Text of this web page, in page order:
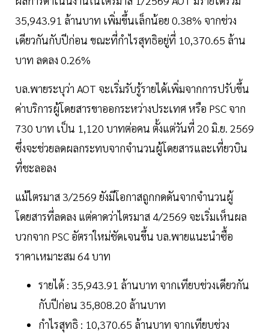
35,943.91 ล้านบาท เพิ่มขึ้นเล็กน้อย 0.38% จากช่วง
เดียวกันกับปีก่อน ขณะที่กำไรสุทธิอยู่ที่ 10,370.65 ล้าน
บาท ลดลง 0.26%
บล.พายระบุว่า AOT จะเริ่มรับรู้รายได้เพิ่มจากการปรับขึ้น
ค่าบริการผู้โดยสารขาออกระหว่างประเทศ หรือ PSC จาก
730 บาท เป็น 1,120 บาทต่อคน ตั้งแต่วันที่ 20 มิ.ย. 2569
ซึ่งจะช่วยลดผลกระทบจากจำนวนผู้โดยสารและเที่ยวบิน
ที่ชะลอลง
แม้ไตรมาส 3/2569 ยังมีโอกาสถูกกดดันจากจำนวนผู้
โดยสารที่ลดลง แต่คาดว่าไตรมาส 4/2569 จะเริ่มเห็นผล
บวกจาก PSC อัตราใหม่ชัดเจนขึ้น บล.พายแนะนำซื้อ
ราคาเหมาะสม 64 บาท
รายได้ : 35,943.91 ล้านบาท จากเทียบช่วงเดียวกัน
กับปีก่อน 35,808.20 ล้านบาท
กำไรสุทธิ : 10,370.65 ล้านบาท จากเทียบช่วง